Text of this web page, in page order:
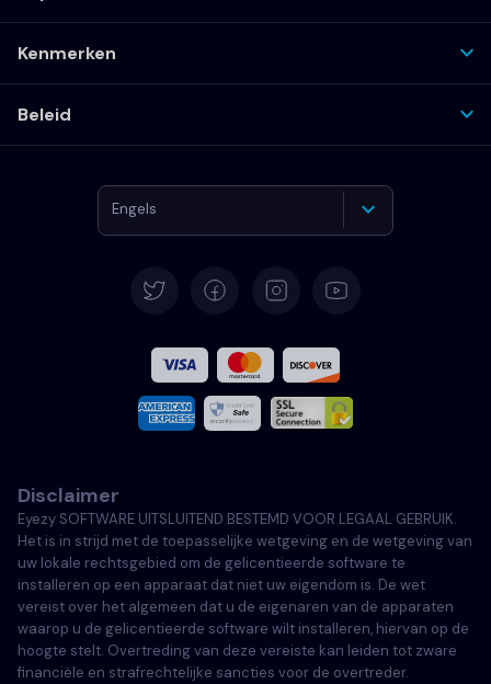
Kenmerken
Beleid
Engels
Italiaans
Portugees
Türkçe
Polski
Disclaimer
Eyezy SOFTWARE UITSLUITEND BESTEMD VOOR LEGAAL GEBRUIK.
Het is in strijd met de toepasselijke wetgeving en de wetgeving van
uw lokale rechtsgebied om de gelicentieerde software te
installeren op een apparaat dat niet uw eigendom is. De wet
vereist over het algemeen dat u de eigenaren van de apparaten
waarop u de gelicentieerde software wilt installeren, hiervan op de
hoogte stelt. Overtreding van deze vereiste kan leiden tot zware
financiële en strafrechtelijke sancties voor de overtreder.